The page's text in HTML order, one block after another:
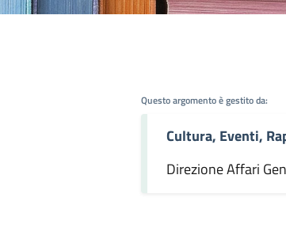
Questo argomento è gestito da:
Cultura, Eventi,
Direzione Affari